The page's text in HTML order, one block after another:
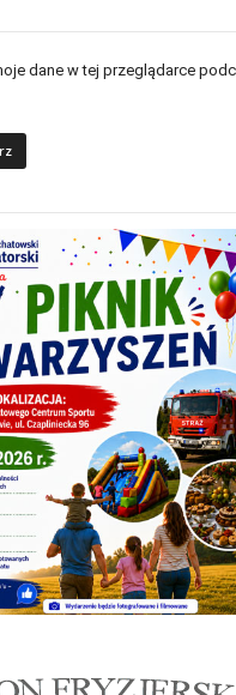
dane w tej przeglądarce